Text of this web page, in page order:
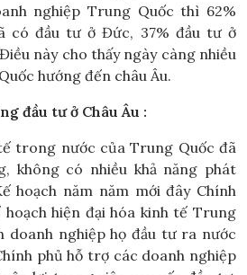
nghiệp Trung Quốc thì 62%
có đầu tư ở Đức, 37% đầu tư ở
này cho thấy ngày càng nhiều
hướng đến châu Âu.
đầu tư ở Châu Âu :
trong nước của Trung Quốc đã
không có nhiều khả năng phát
hoạch năm năm mới đây Chính
hiện đại hóa kinh tế Trung
doanh nghiệp họ đầu tư ra nước
phủ hỗ trợ các doanh nghiệp